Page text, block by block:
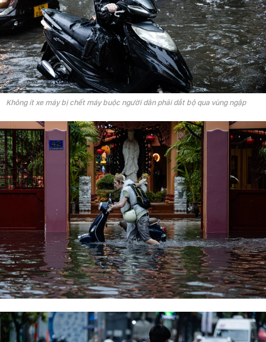
Không ít xe máy bị chết máy buộc người dân phải dắt bộ qua vùng ngập